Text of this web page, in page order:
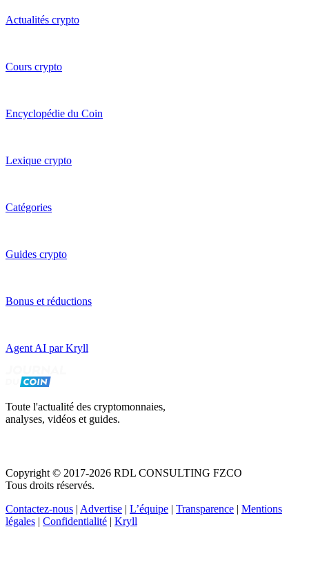
Actualités crypto
Cours crypto
Encyclopédie du Coin
Lexique crypto
Catégories
Guides crypto
Bonus et réductions
Agent AI par Kryll
Toute l'actualité des cryptomonnaies,
analyses, vidéos et guides.
Copyright © 2017-2026 RDL CONSULTING FZCO
Tous droits réservés.
Contactez-nous | Advertise | L’équipe | Transparence | Mentions
légales | Confidentialité | Kryll